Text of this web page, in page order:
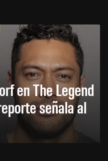
en The Legend
señala al